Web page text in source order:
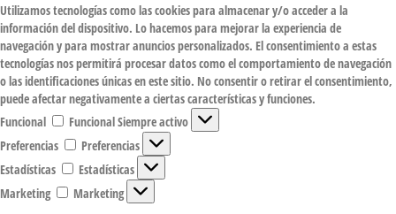
Utilizamos tecnologías como las cookies para almacenar y/o acceder a la
información del dispositivo. Lo hacemos para mejorar la experiencia de
navegación y para mostrar anuncios personalizados. El consentimiento a estas
tecnologías nos permitirá procesar datos como el comportamiento de navegación
o las identificaciones únicas en este sitio. No consentir o retirar el consentimiento,
puede afectar negativamente a ciertas características y funciones.
Funcional
FuncionalSiempre activo
Preferencias
Preferencias
Estadísticas
Estadísticas
Marketing
Marketing